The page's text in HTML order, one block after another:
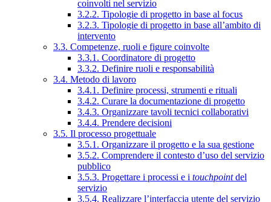
coinvolti nel servizio
3.2.2. Tipologie di progetto in base al focus
3.2.3. Tipologie di progetto in base all’ambito di
intervento
3.3. Competenze, ruoli e figure coinvolte
3.3.1. Coordinatore di progetto
3.3.2. Definire ruoli e responsabilità
3.4. Metodo di lavoro
3.4.1. Definire processi, strumenti e rituali
3.4.2. Curare la documentazione di progetto
3.4.3. Organizzare tavoli tecnici collaborativi
3.4.4. Prendere decisioni
3.5. Il processo progettuale
3.5.1. Organizzare il progetto e la sua gestione
3.5.2. Comprendere il contesto d’uso del servizio
pubblico
3.5.3. Progettare i processi e i touchpointdel
servizio
3.5.4. Realizzare l’interfaccia utente del servizio